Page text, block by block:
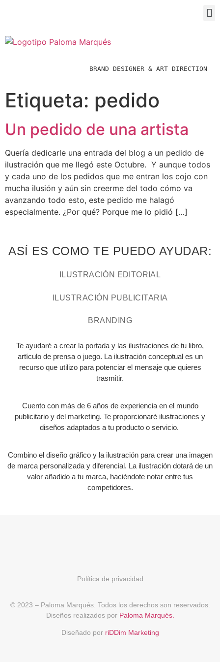
BRAND DESIGNER & ART DIRECTION
Etiqueta: pedido
Un pedido de una artista
Quería dedicarle una entrada del blog a un pedido de
ilustración que me llegó este Octubre. Y aunque todos
y cada uno de los pedidos que me entran los cojo con
mucha ilusión y aún sin creerme del todo cómo va
avanzando todo esto, este pedido me halagó
especialmente. ¿Por qué? Porque me lo pidió […]
ASÍ ES COMO TE PUEDO AYUDAR:
ILUSTRACIÓN EDITORIAL
ILUSTRACIÓN PUBLICITARIA
BRANDING
Te ayudaré a crear la portada y las ilustraciones de tu libro,
artículo de prensa o juego. La ilustración conceptual es un
recurso que utilizo para potenciar el mensaje que quieres
trasmitir.
Cuento con más de 6 años de experiencia en el mundo
publicitario y del marketing. Te proporcionaré ilustraciones y
diseños adaptados a tu producto o servicio.
Combino el diseño gráfico y la ilustración para crear una imagen
de marca personalizada y diferencial. La ilustración dotará de un
valor añadido a tu marca, haciéndote notar entre tus
competidores.
Política de privacidad
© 2023 – Paloma Marqués. Todos los derechos son reservados.
Diseños realizados por Paloma Marqués.
Diseñado por riDDim Marketing